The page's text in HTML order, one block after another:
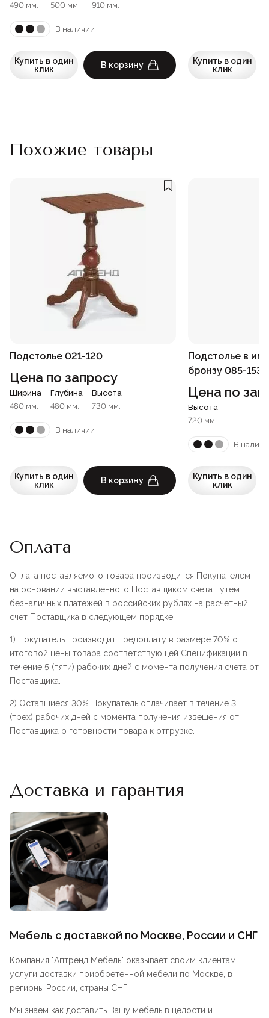
490 мм.
500 мм.
910 мм.
В наличии
Купить в один
клик
В корзину
Купить в один
клик
Похожие товары
Подстолье 021-120
Цена по запросу
Ширина
480 мм.
Глубина
480 мм.
Высота
730 мм.
В наличии
Купить в один
клик
В корзину
Подстолье в
бронзу 085-153
Цена по
Высота
720 мм.
В
Купить в один
клик
Оплата
Оплата поставляемого товара производится Покупателем
на основании выставленного Поставщиком счета путем
безналичных платежей в российских рублях на расчетный
счет Поставщика в следующем порядке:
1) Покупатель производит предоплату в размере 70% от
итоговой цены товара соответствующей Спецификации в
течение 5 (пяти) рабочих дней с момента получения счета от
Поставщика.
2) Оставшиеся 30% Покупатель оплачивает в течение 3
(трех) рабочих дней с момента получения извещения от
Поставщика о готовности товара к отгрузке.
Доставка и гарантия
Мебель с доставкой по Москве, России и СНГ
Компания "Аптренд Мебель" оказывает своим клиентам
услуги доставки приобретенной мебели по Москве, в
регионы России, страны СНГ.
Мы знаем как доставить Вашу мебель в целости и